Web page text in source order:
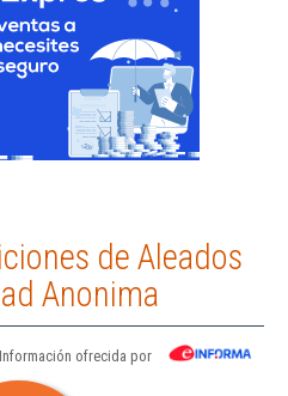
de Aleados
Anonima
Información ofrecida por